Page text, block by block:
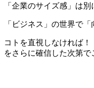
「企業のサイズ感」は別
「ビジネス」の世界で
コトを直視しなければ！
をさらに確信した次第